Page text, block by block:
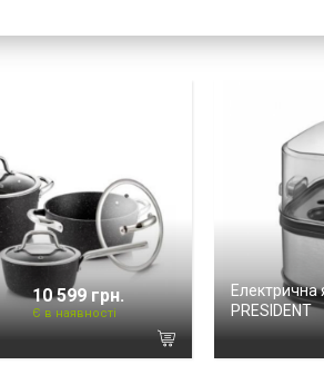
10 599 грн.
Є в наявності
Електрична
PRESIDENT